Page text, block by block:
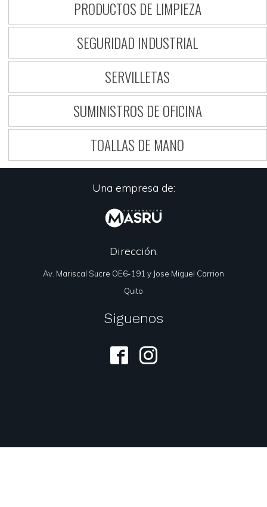
PRODUCTOS DE LIMPIEZA
SEGURIDAD INDUSTRIAL
SERVILLETAS
SUMINISTROS DE OFICINA
TOALLAS DE MANO
Una empresa de:
Dirección:
Av. Mariscal Sucre OE6-191 y Jose Miguel Carrion
Quito
Siguenos